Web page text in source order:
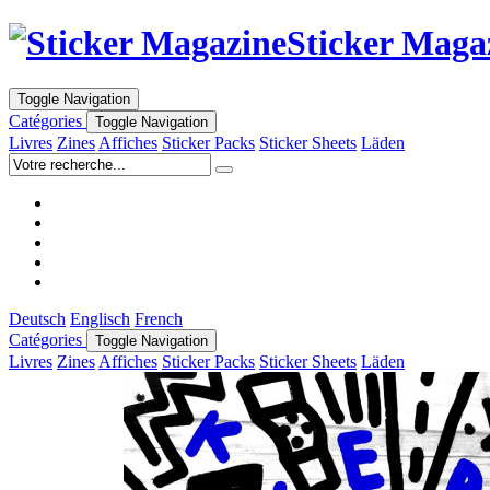
Sticker
Toggle Navigation
Catégories Toggle Navigation
Livres Zines Affiches Sticker Packs Sticker Sheets Läden
Deutsch Englisch French
Catégories
Toggle Navigation
Livres Zines Affiches Sticker Packs Sticker Sheets Läden